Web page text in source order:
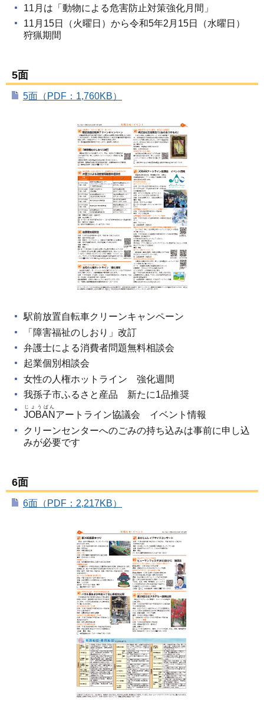
11月は「動物による危害防止対策強化月間」
11月15日（火曜日）から令和5年2月15日（水曜日）
狩猟期間
5面
5面（PDF：1,760KB）
駅前放置自転車クリーンキャンペーン
「障害福祉のしおり」改訂
弁護士による消費者問題無料相談会
起業個別相談会
女性の人権ホットライン 強化週間
我孫子市ふるさと産品 新たに1品推奨
JOBAN
じょうばん
アートライン協議会 イベント情報
クリーンセンターへのごみの持ち込みは事前に申し込
みが必要です
6面
6面（PDF：2,217KB）